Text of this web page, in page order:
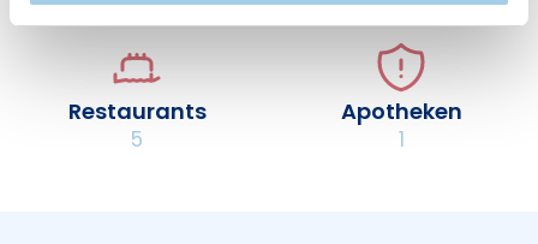
Restaurants
5
Apotheken
1